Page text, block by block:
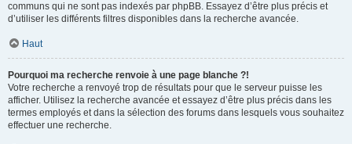
communs qui ne sont pas indexés par phpBB. Essayez d’être plus précis et
d’utiliser les différents filtres disponibles dans la recherche avancée.
Haut
Pourquoi ma recherche renvoie à une page blanche ?!
Votre recherche a renvoyé trop de résultats pour que le serveur puisse les
afficher. Utilisez la recherche avancée et essayez d’être plus précis dans les
termes employés et dans la sélection des forums dans lesquels vous souhaitez
effectuer une recherche.